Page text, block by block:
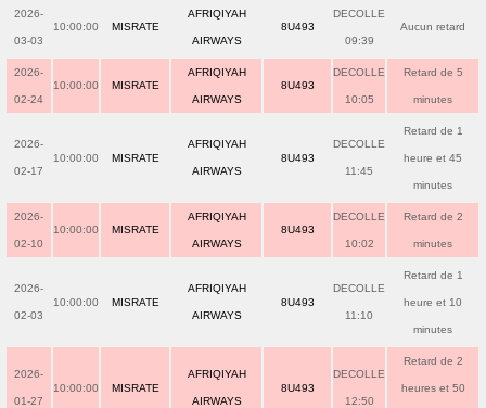
2026-
03-03
10:00:00 MISRATE
AFRIQIYAH
AIRWAYS
8U493
DECOLLE
09:39
Aucun retard
2026-
02-24
10:00:00 MISRATE
AFRIQIYAH
AIRWAYS
8U493
DECOLLE
10:05
Retard de 5
minutes
2026-
02-17
10:00:00 MISRATE
AFRIQIYAH
AIRWAYS
8U493
DECOLLE
11:45
Retard de 1
heure et 45
minutes
2026-
02-10
10:00:00 MISRATE
AFRIQIYAH
AIRWAYS
8U493
DECOLLE
10:02
Retard de 2
minutes
2026-
02-03
10:00:00 MISRATE
AFRIQIYAH
AIRWAYS
8U493
DECOLLE
11:10
Retard de 1
heure et 10
minutes
2026-
01-27
10:00:00 MISRATE
AFRIQIYAH
AIRWAYS
8U493
DECOLLE
12:50
Retard de 2
heures et 50